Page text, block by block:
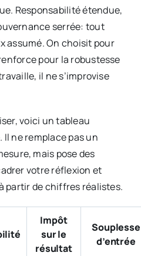
Responsabilité étendue,
serrée: tout
assumé. On choisit pour
pour la robustesse
il ne s’improvise
voici un tableau
ne remplace pas un
mais pose des
votre réflexion et
partir de chiffres réalistes.
Impôt
sur le
résultat
Souplesse
d’entrée